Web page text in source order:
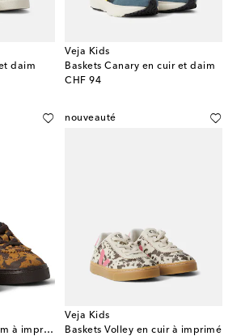
daim
Veja Kids
Baskets Canary en cuir et daim
CHF 94
original price
Baskets Volley en daim à imprimé
nouveauté
Veja Kids
Baskets Volley en cuir à imprimé